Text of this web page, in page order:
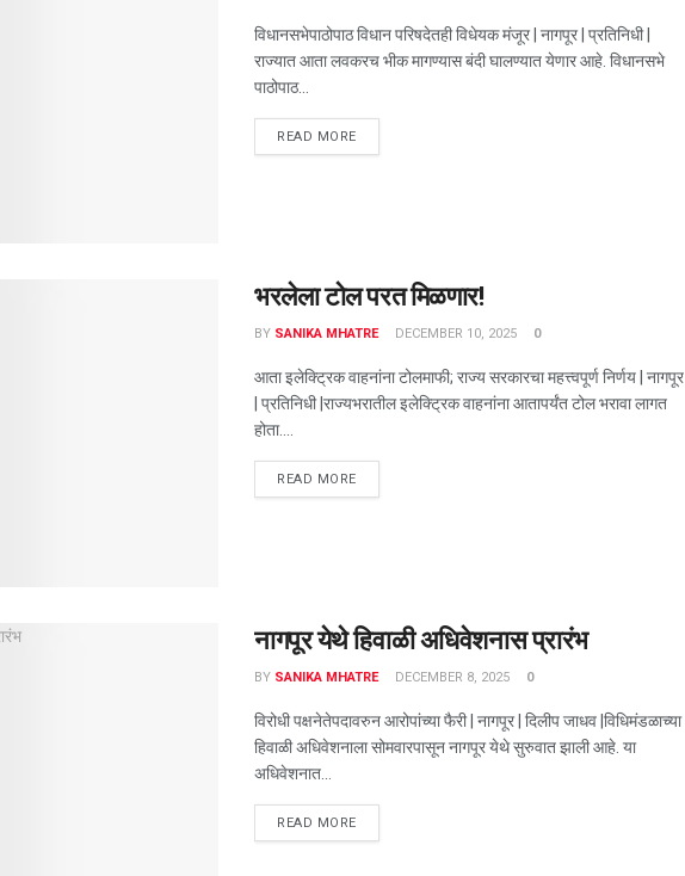
विधानसभेपाठोपाठ विधान परिषदेतही विधेयक मंजूर | नागपूर | प्रतिनिधी |
राज्यात आता लवकरच भीक मागण्यास बंदी घालण्यात येणार आहे. विधानसभे
पाठोपाठ...
READ MOREDETAILS
भरलेला टोल परत मिळणार!
BY SANIKA MHATRE DECEMBER 10, 2025 0
आता इलेक्ट्रिक वाहनांना टोलमाफी; राज्य सरकारचा महत्त्वपूर्ण निर्णय | नागपूर
| प्रतिनिधी |राज्यभरातील इलेक्ट्रिक वाहनांना आतापर्यंत टोल भरावा लागत
होता....
READ MOREDETAILS
नागपूर येथे हिवाळी अधिवेशनास प्रारंभ
BY SANIKA MHATRE DECEMBER 8, 2025 0
विरोधी पक्षनेतेपदावरुन आरोपांच्या फैरी | नागपूर | दिलीप जाधव |विधिमंडळाच्या
हिवाळी अधिवेशनाला सोमवारपासून नागपूर येथे सुरुवात झाली आहे. या
अधिवेशनात...
READ MOREDETAILS